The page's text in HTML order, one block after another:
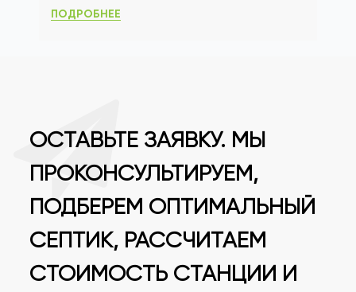
ПОДРОБНЕЕ
ОСТАВЬТЕ ЗАЯВКУ. МЫ
ПРОКОНСУЛЬТИРУЕМ,
ПОДБЕРЕМ ОПТИМАЛЬНЫЙ
СЕПТИК, РАССЧИТАЕМ
СТОИМОСТЬ СТАНЦИИ И